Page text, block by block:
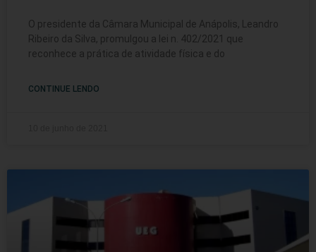
O presidente da Câmara Municipal de Anápolis, Leandro
Ribeiro da Silva, promulgou a lei n. 402/2021 que
reconhece a prática de atividade física e do
CONTINUE LENDO